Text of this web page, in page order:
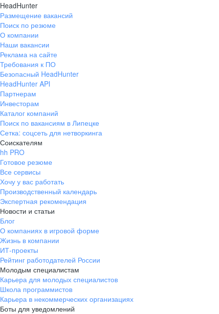
HeadHunter
Размещение вакансий
Поиск по резюме
О компании
Наши вакансии
Реклама на сайте
Требования к ПО
Безопасный HeadHunter
HeadHunter API
Партнерам
Инвесторам
Каталог компаний
Поиск по вакансиям в Липецке
Сетка: соцсеть для нетворкинга
Соискателям
hh PRO
Готовое резюме
Все сервисы
Хочу у вас работать
Производственный календарь
Экспертная рекомендация
Новости и статьи
Блог
О компаниях в игровой форме
Жизнь в компании
ИТ-проекты
Рейтинг работодателей России
Молодым специалистам
Карьера для молодых специалистов
Школа программистов
Карьера в некоммерческих организациях
Боты для уведомлений